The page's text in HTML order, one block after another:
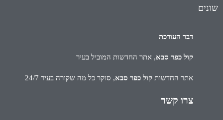
שונים
דבר העורכת
קול כפר סבא, אתר החדשות המוביל בעיר
אתר החדשות קול כפר סבא, סוקר כל מה שקורה בעיר 24/7
צרו קשר